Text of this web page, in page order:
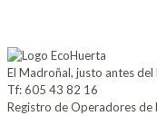
El Madroñal, justo antes del
Tf: 605 43 82 16
Registro de Operadores de